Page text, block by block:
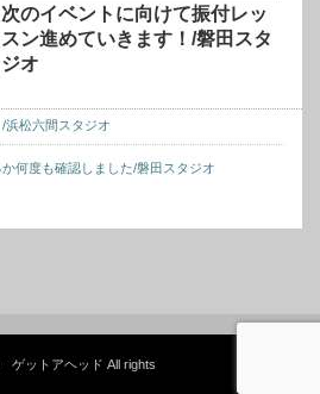
次のイベントに向けて振付レッ
スン進めていきます！/磐田スタ
ジオ
浜松六間スタジオ
何度も確認しました/磐田スタジオ
ゲットアヘッド All rights